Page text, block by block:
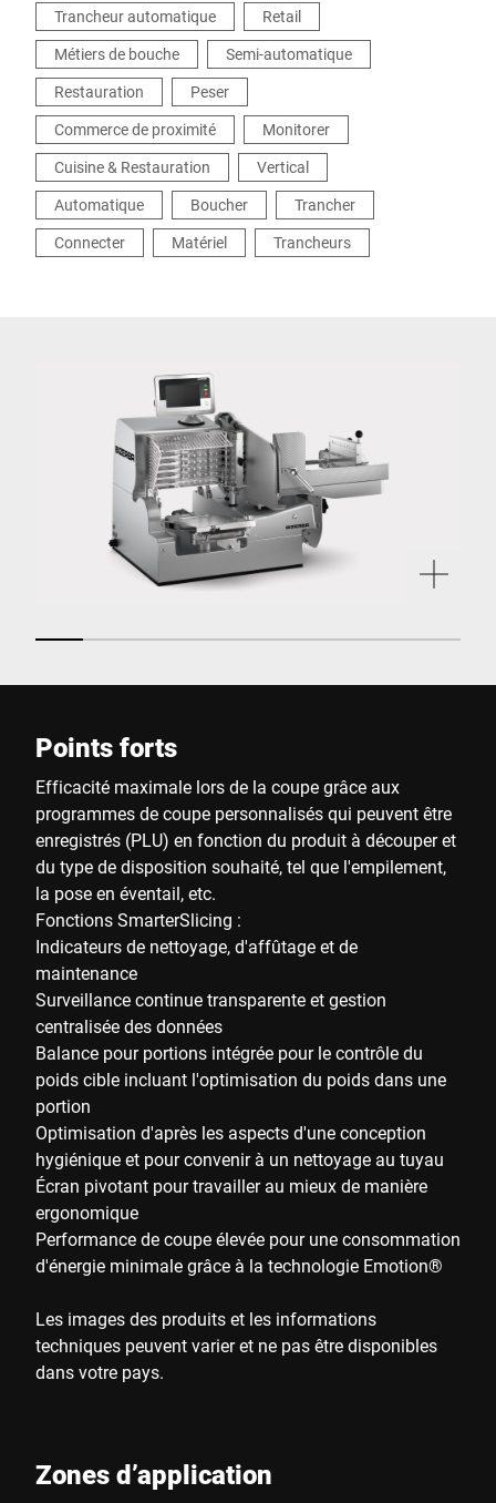
Trancheur automatique
Retail
Métiers de bouche
Semi-automatique
Restauration
Peser
Commerce de proximité
Monitorer
Cuisine & Restauration
Vertical
Automatique
Boucher
Trancher
Connecter
Matériel Trancheurs
Points forts
Efficacité maximale lors de la coupe grâce aux
programmes de coupe personnalisés qui peuvent être
enregistrés (PLU) en fonction du produit à découper et
du type de disposition souhaité, tel que l'empilement,
la pose en éventail, etc.
Fonctions SmarterSlicing :
Indicateurs de nettoyage, d'affûtage et de
maintenance
Surveillance continue transparente et gestion
centralisée des données
Balance pour portions intégrée pour le contrôle du
poids cible incluant l'optimisation du poids dans une
portion
Optimisation d'après les aspects d'une conception
hygiénique et pour convenir à un nettoyage au tuyau
Écran pivotant pour travailler au mieux de manière
ergonomique
Performance de coupe élevée pour une consommation
d'énergie minimale grâce à la technologie Emotion®
Les images des produits et les informations
techniques peuvent varier et ne pas être disponibles
dans votre pays.
Zones d’application